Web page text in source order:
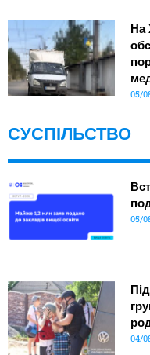
На
05/
СУСПІЛЬСТВО
05/
04/